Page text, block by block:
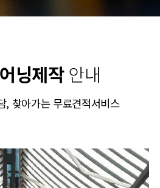
닝제작안내
, 찾아가는 무료견적서비스